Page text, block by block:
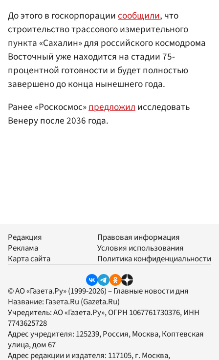
До этого в госкорпорациисообщили, что
строительство трассового измерительного
пункта «Сахалин» для российского космодрома
Восточный уже находится на стадии 75-
процентной готовности и будет полностью
завершено до конца нынешнего года.
Ранее «Роскосмос»предложилисследовать
Венеру после 2036 года.
Редакция
Реклама
Карта сайта
Правовая информация
Условия использования
Политика конфиденциальности
© АО «Газета.Ру» (1999-2026) – Главные новости дня
Название: Газета.Ru (Gazeta.Ru)
Учредитель:АО «Газета.Ру», ОГРН 1067761730376, ИНН
7743625728
Адрес учредителя: 125239, Россия, Москва, Коптевская
улица, дом 67
Адрес редакции и издателя: 117105, г. Москва,